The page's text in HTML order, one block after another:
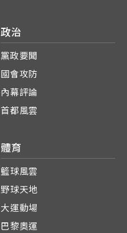
政治
黨政要聞
國會攻防
內幕評論
首都風雲
體育
籃球風雲
野球天地
大運動場
巴黎奧運